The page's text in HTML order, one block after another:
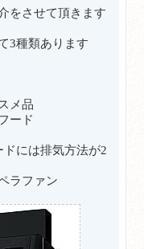
をさせて頂きます
3種類あります
メ品
ード
には排気方法が2
ラファン